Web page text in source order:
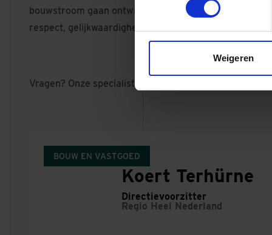
Weigeren
bouwstroom gaan ontwikkelen. Waarden als
respect, gelijkwaardigheid en kritisch zijn belangrijke
Vragen? Onze specialisten helpen je graag!
BOUW EN VASTGOED
Koert Terhürne
Directievoorzitter
Regio Heel Nederland